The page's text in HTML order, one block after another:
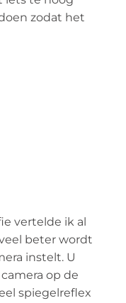
zodat het
vertelde ik al
beter wordt
instelt. U
op de
spiegelreflex